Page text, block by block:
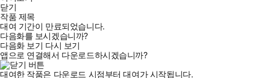
닫기
작품 제목
대여 기간이 만료되었습니다.
다음화를 보시겠습니까?
다음화 보기 다시 보기
앱으로 연결해서 다운로드하시겠습니까?
대여한 작품은 다운로드 시점부터 대여가 시작됩니다.